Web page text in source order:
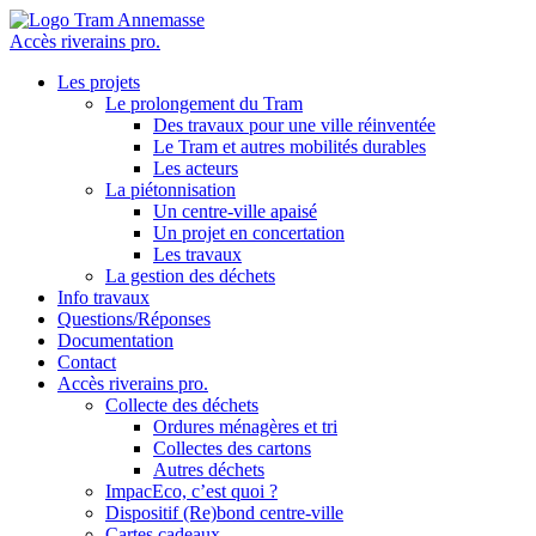
Accès riverains pro.
Les projets
Le prolongement du Tram
Des travaux pour une ville réinventée
Le Tram et autres mobilités durables
Les acteurs
La piétonnisation
Un centre-ville apaisé
Un projet en concertation
Les travaux
La gestion des déchets
Info travaux
Questions/Réponses
Documentation
Contact
Accès riverains pro.
Collecte des déchets
Ordures ménagères et tri
Collectes des cartons
Autres déchets
ImpacEco, c’est quoi ?
Dispositif (Re)bond centre-ville